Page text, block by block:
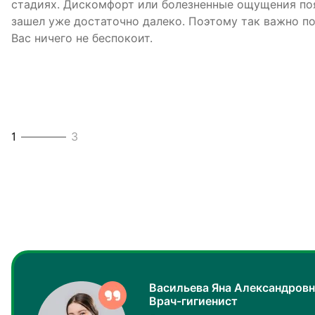
стадиях. Дискомфорт или болезненные ощущения
зашел уже достаточно далеко. Поэтому так важно
Вас ничего не беспокоит.
1 3
Гигиенические процедуры в нашей клинике - это
защитными эмалями и другие процедуры,
нормального состояния зубов.
оборудование дает возможность избавляться от
ротовой полости не только быстро, но и
3 3
Васильева Яна
Врач-гигиенист